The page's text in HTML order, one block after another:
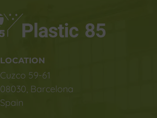
LOCATION
Cuzco 59-61
08030, Barcelona
Spain